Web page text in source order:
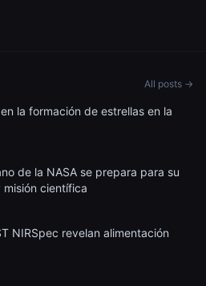
All posts →
la formación de estrellas en la
de la NASA se prepara para su
misión científica
NIRSpec revelan alimentación